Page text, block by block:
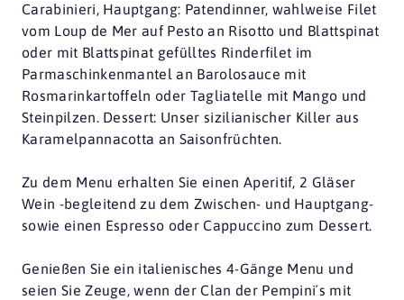
Carabinieri, Hauptgang: Patendinner, wahlweise Filet
vom Loup de Mer auf Pesto an Risotto und Blattspinat
oder mit Blattspinat gefülltes Rinderfilet im
Parmaschinkenmantel an Barolosauce mit
Rosmarinkartoffeln oder Tagliatelle mit Mango und
Steinpilzen. Dessert: Unser sizilianischer Killer aus
Karamelpannacotta an Saisonfrüchten.
Zu dem Menu erhalten Sie einen Aperitif, 2 Gläser
Wein -begleitend zu dem Zwischen- und Hauptgang-
sowie einen Espresso oder Cappuccino zum Dessert.
Genießen Sie ein italienisches 4-Gänge Menu und
seien Sie Zeuge, wenn der Clan der Pempini´s mit